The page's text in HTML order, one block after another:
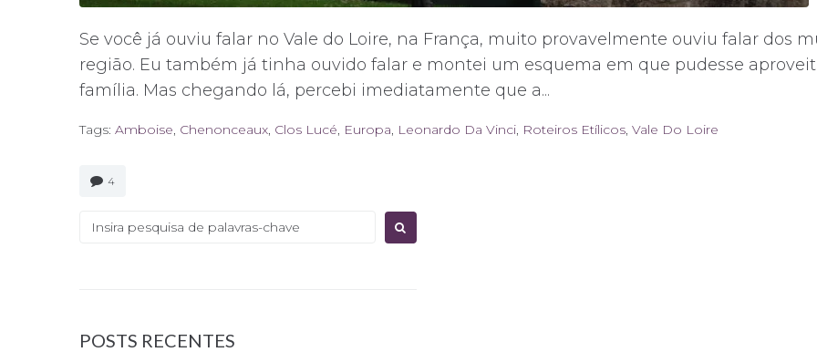
Se você já ouviu falar no Vale do Loire, na França, muito provavelmente ouviu falar dos
região. Eu também já tinha ouvido falar e montei um esquema em que pudesse
família. Mas chegando lá, percebi imediatamente que a...
Tags: Amboise, Chenonceaux, Clos Lucé, Europa, Leonardo Da Vinci, Roteiros Etílicos, Vale Do Loire
4
Procurar:
POSTS RECENTES